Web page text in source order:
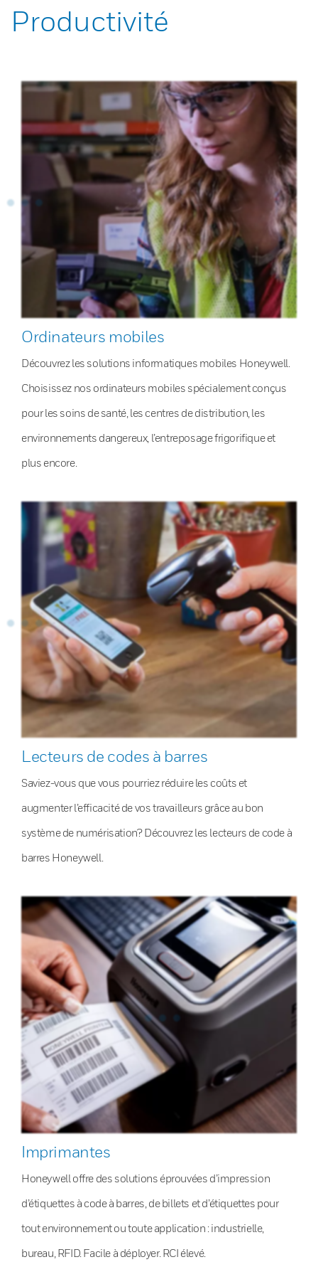
Productivité
Ordinateurs mobiles
Découvrez les solutions informatiques mobiles Honeywell.
Choisissez nos ordinateurs mobiles spécialement conçus
pour les soins de santé, les centres de distribution, les
environnements dangereux, l’entreposage frigorifique et
plus encore.
Lecteurs de codes à barres
Saviez-vous que vous pourriez réduire les coûts et
augmenter l’efficacité de vos travailleurs grâce au bon
système de numérisation? Découvrez les lecteurs de code à
barres Honeywell.
Imprimantes
Honeywell offre des solutions éprouvées d’impression
d’étiquettes à code à barres, de billets et d’étiquettes pour
tout environnement ou toute application : industrielle,
bureau, RFID. Facile à déployer. RCI élevé.